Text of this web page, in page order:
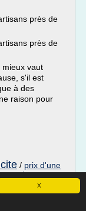
X
près de
près de
mieux vaut
s'il est
à des
raison pour
/ prix d'une
d
electrique